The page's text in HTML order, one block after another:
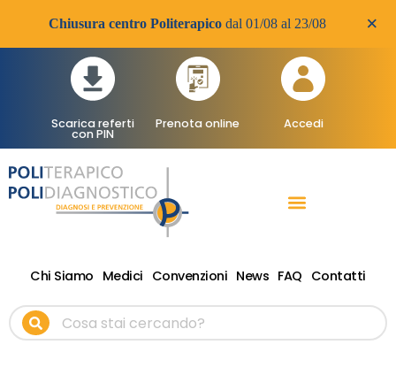
Chiusura centro Politerapicodal 01/08 al 23/08 ×
Scarica referti
con PIN
Prenota online Accedi
Chi Siamo Medici Convenzioni News FAQ Contatti